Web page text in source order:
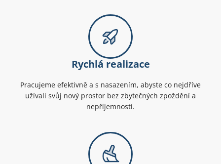
Rychlá realizace
Pracujeme efektivně a s nasazením, abyste co nejdříve
užívali svůj nový prostor bez zbytečných zpoždění a
nepříjemností.